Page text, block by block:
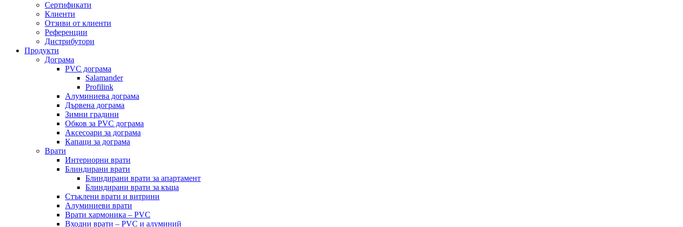
Сертификати
Клиенти
Отзиви от клиенти
Референции
Дистрибутори
Продукти
Дограма
PVC дограма
Salamander
Profilink
Алуминиева дограма
Дървена дограма
Зимни градини
Обков за PVC дограма
Аксесоари за дограма
Капаци за дограма
Врати
Интериорни врати
Блиндирани врати
Блиндирани врати за апартамент
Блиндирани врати за къща
Стъклени врати и витрини
Алуминиеви врати
Врати хармоника – PVC
Входни врати – PVC и алуминий